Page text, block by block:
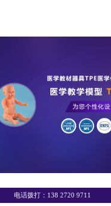
电话拨打：138 2720 9711